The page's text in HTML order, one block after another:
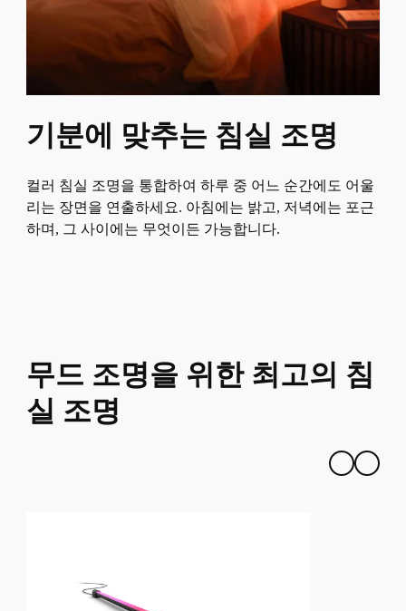
기분에 맞추는 침실 조명
컬러 침실 조명을 통합하여 하루 중 어느 순간에도 어울
리는 장면을 연출하세요. 아침에는 밝고, 저녁에는 포근
하며, 그 사이에는 무엇이든 가능합니다.
무드 조명을 위한 최고의 침
실 조명